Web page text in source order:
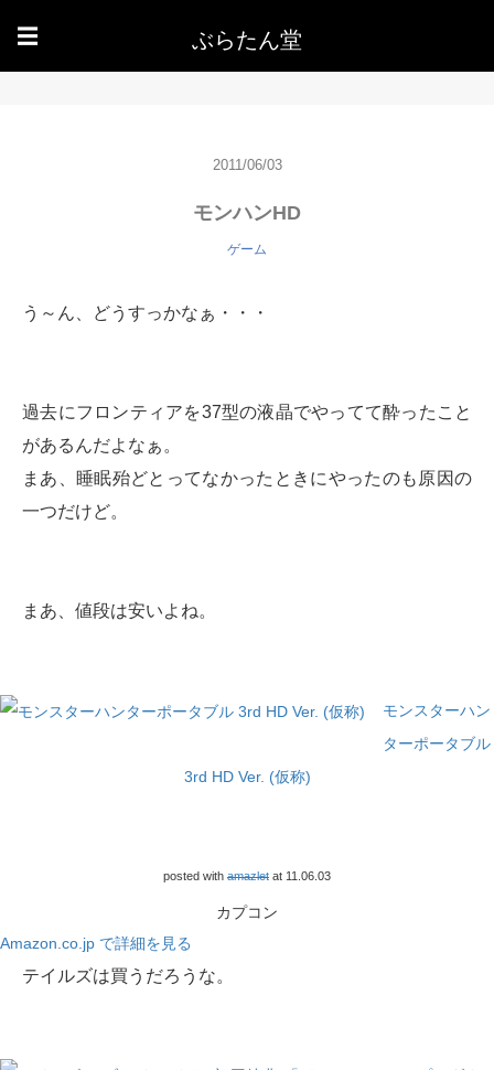
☰ ぶらたん堂
2011/06/03
モンハンHD
ゲーム
う～ん、どうすっかなぁ・・・
過去にフロンティアを37型の液晶でやってて酔ったこと
があるんだよなぁ。
まあ、睡眠殆どとってなかったときにやったのも原因の
一つだけど。
まあ、値段は安いよね。
モンスターハン
ターポータブル
3rd HD Ver. (仮称)
posted with amazlet at 11.06.03
カプコン
Amazon.co.jp で詳細を見る
テイルズは買うだろうな。